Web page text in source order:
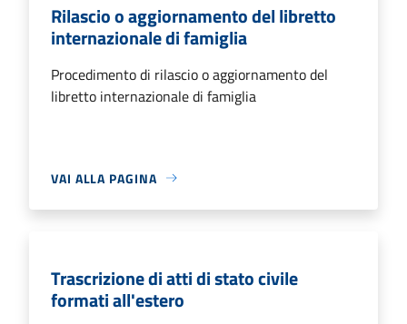
Rilascio o aggiornamento del libretto
internazionale di famiglia
Procedimento di rilascio o aggiornamento del
libretto internazionale di famiglia
VAI ALLA PAGINA
Trascrizione di atti di stato civile
formati all'estero